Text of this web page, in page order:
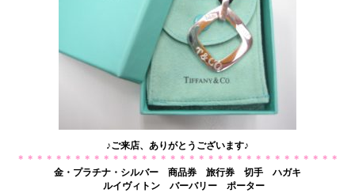
♪ご来店、ありがとうございます♪
＊＊＊＊＊＊＊＊＊＊＊＊＊＊＊＊＊＊＊＊＊＊＊＊＊＊＊＊＊＊＊＊＊＊
金・プラチナ・シルバー 商品券 旅行券 切手 ハガキ
ルイヴィトン バーバリー ポーター